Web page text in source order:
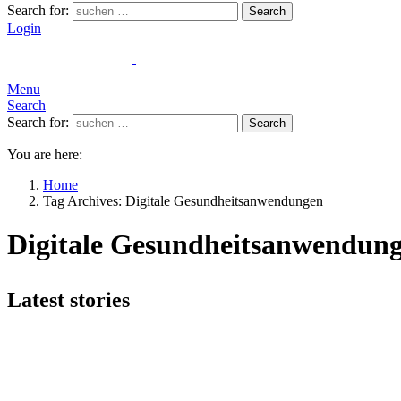
Search for:
Search
Login
Menu
Search
Search for:
Search
You are here:
Home
Tag Archives: Digitale Gesundheitsanwendungen
Digitale
Latest stories